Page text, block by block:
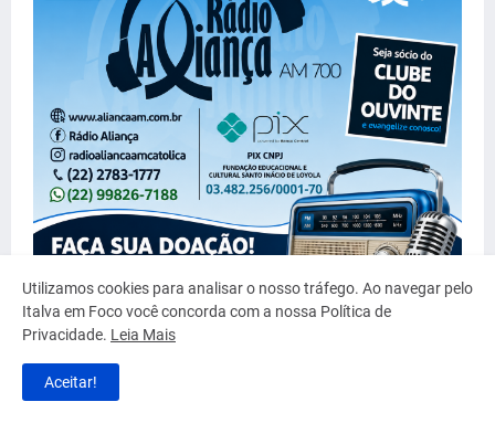
Utilizamos cookies para analisar o nosso tráfego. Ao navegar pelo
Italva em Foco você concorda com a nossa Política de
Privacidade. Leia Mais
Aceitar!